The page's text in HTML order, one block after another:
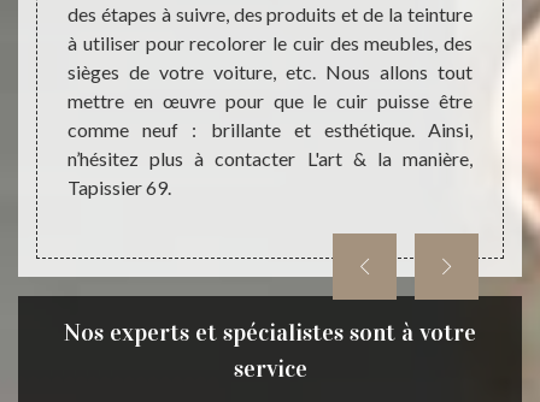
et
type
des étapes à suivre, des produits et de la teinture
à utiliser pour recolorer le cuir des meubles, des
sièges de votre voiture, etc. Nous allons tout
mettre en œuvre pour que le cuir puisse être
comme neuf : brillante et esthétique. Ainsi,
n’hésitez plus à contacter L'art & la manière,
Tapissier 69.
à
votre
cela
Nos experts et spécialistes sont à votre
service